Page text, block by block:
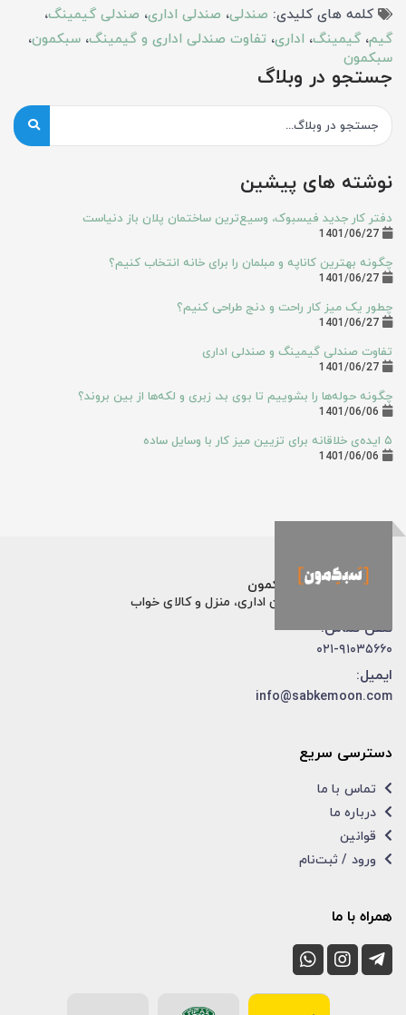
کلمه های کلیدی: صندلی، صندلی اداری، صندلی گیمینگ،
گیم، گیمینگ، اداری، تفاوت صندلی اداری و گیمینگ، سبکمون،
سبکمون
جستجو در وبلاگ
کلمه مورد نظر خود را برای جستجو وارد کنید
بگرد !
نوشته های پیشین
دفتر کار جدید فیسبوک، وسیع‌ترین ساختمان پلان باز دنیاست
چگونه بهترین کاناپه و مبلمان را برای خانه انتخاب کنیم؟
چطور یک میز کار راحت و دنج طراحی کنیم؟
تفاوت صندلی گیمینگ و صندلی اداری
چگونه حوله‌ها را بشوییم تا بوی بد، زبری و لکه‌ها از بین بروند؟
۵ ایده‌ی خلاقانه برای تزیین میز کار با وسایل ساده
فروشگاه اینترنتی سبکمون
فروش تخصصی مبلمان اداری، منزل و کالای خواب
تلفن تماس:
۰۲۱-۹۱۰۳۵۶۶۰
ایمیل:
info@sabkemoon.com
دسترسی سریع
تماس با ما
درباره ما
قوانین
ورود / ثبت‌نام
همراه با ما